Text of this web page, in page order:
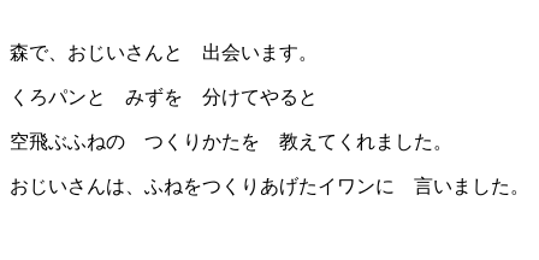
森で、おじいさんと 出会います。
くろパンと みずを 分けてやると
空飛ぶふねの つくりかたを 教えてくれました。
おじいさんは、ふねをつくりあげたイワンに 言いました。